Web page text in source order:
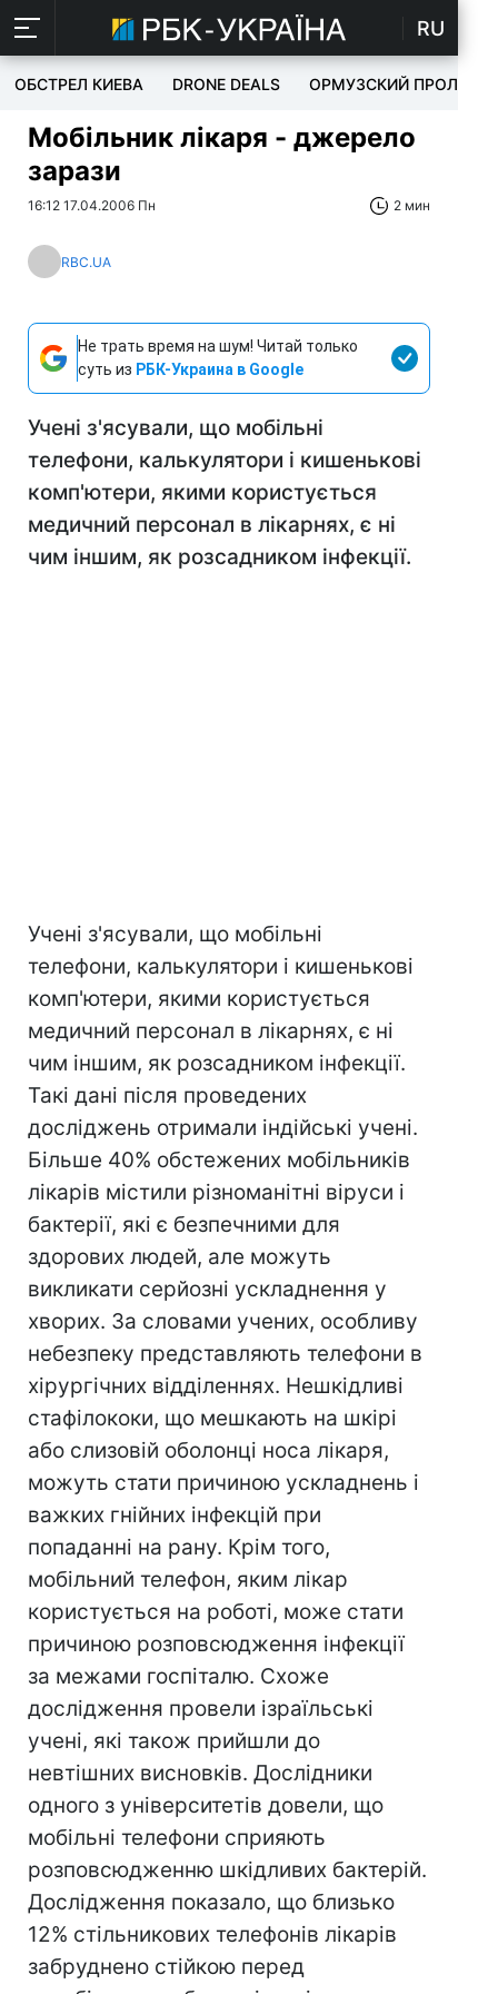
RU
ОБСТРЕЛ КИЕВА DRONE DEALS ОРМУЗСКИЙ ПРОЛИВ
Мобільник лікаря - джерело
зарази
16:12 17.04.2006 Пн 2 мин
RBC.UA
Не трать время на шум! Читай только
суть из РБК-Украина в Google
Учені з'ясували, що мобільні
телефони, калькулятори і кишенькові
комп'ютери, якими користується
медичний персонал в лікарнях, є ні
чим іншим, як розсадником інфекції.
Учені з'ясували, що мобільні
телефони, калькулятори і кишенькові
комп'ютери, якими користується
медичний персонал в лікарнях, є ні
чим іншим, як розсадником інфекції.
Такі дані після проведених
досліджень отримали індійські учені.
Більше 40% обстежених мобільників
лікарів містили різноманітні віруси і
бактерії, які є безпечними для
здорових людей, але можуть
викликати серйозні ускладнення у
хворих. За словами учених, особливу
небезпеку представляють телефони в
хірургічних відділеннях. Нешкідливі
стафілококи, що мешкають на шкірі
або слизовій оболонці носа лікаря,
можуть стати причиною ускладнень і
важких гнійних інфекцій при
попаданні на рану. Крім того,
мобільний телефон, яким лікар
користується на роботі, може стати
причиною розповсюдження інфекції
за межами госпіталю. Схоже
дослідження провели ізраїльські
учені, які також прийшли до
невтішних висновків. Дослідники
одного з університетів довели, що
мобільні телефони сприяють
розповсюдженню шкідливих бактерій.
Дослідження показало, що близько
12% стільникових телефонів лікарів
забруднено стійкою перед